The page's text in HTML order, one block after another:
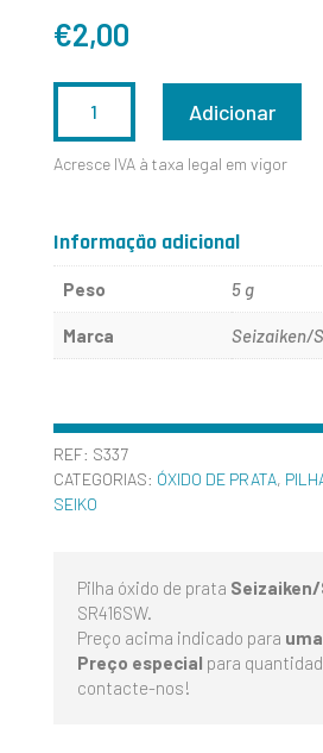
€2,00
DE
-
SEIZAIKEN
Adicionar
Acresce IVA à taxa legal em vigor
Informação adicional
Peso 5 g
Marca Seizaiken/
REF: S337
CATEGORIAS: ÓXIDO DE PRATA,
SEIKO
Pilha óxido de prata Seizaiken/
SR416SW.
Preço acima indicado para
Preço especial para
contacte-nos!